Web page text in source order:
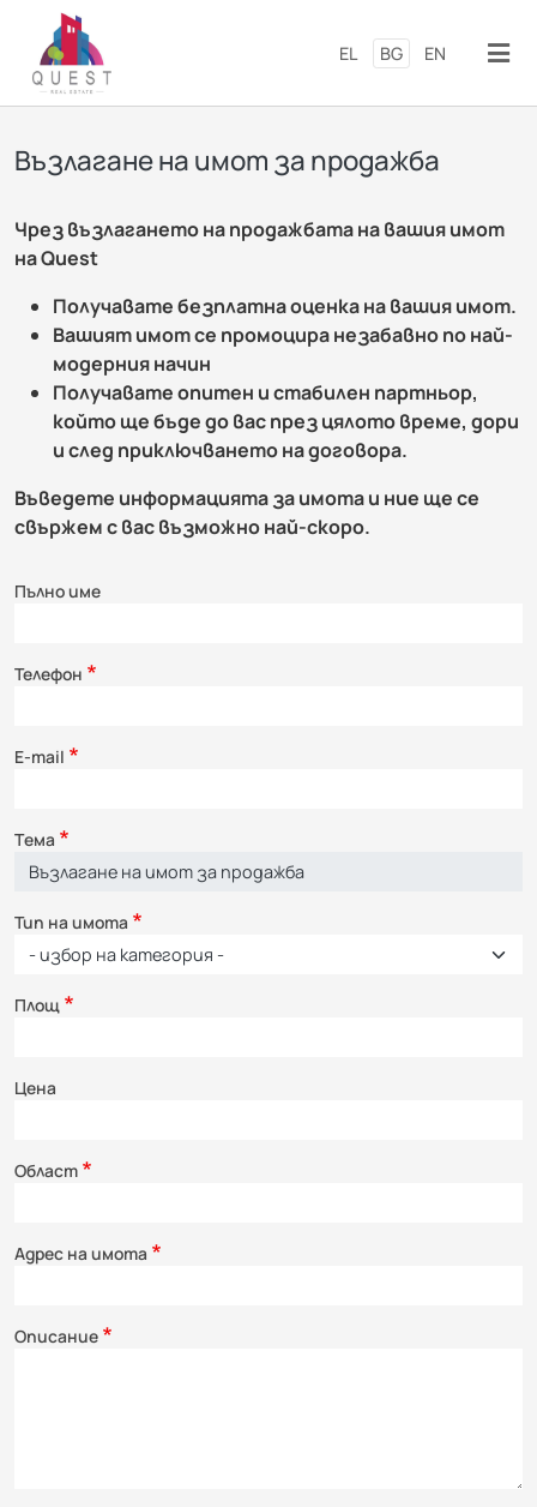
EL BG EN
Възлагане на имот за продажба
Чрез възлагането на продажбата на вашия имот
на Quest
Получавате безплатна оценка на вашия имот.
Вашият имот се промоцира незабавно по най-
модерния начин
Получавате опитен и стабилен партньор,
който ще бъде до вас през цялото време, дори
и след приключването на договора.
Въведете информацията за имота и ние ще се
свържем с вас възможно най-скоро.
Пълно име
Телефон
E-mail
Τема
Тип на имота
Площ
Цена
Област
Адрес на имота
Описание